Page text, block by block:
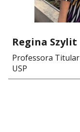
Regina Szylit
Professora Titular
USP